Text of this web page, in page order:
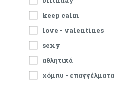
keep calm
love - valentines
sexy
αθλητικά
χόμπυ - επαγγέλματα